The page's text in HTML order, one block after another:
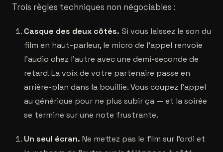
Trois règles techniques non négociables :
Casque des deux côtés. Si vous laissez le son du
film en haut-parleur, le micro de l'appel renvoie
l'audio chez l'autre avec une demi-seconde de
retard. La voix de votre partenaire passe en
arrière-plan dans la bouillie. Vous coupez l'appel
au générique pour ne plus subir ça — et la soirée
se termine sur une note frustrante.
Un seul écran. Ne mettez pas le film sur l'ordi et